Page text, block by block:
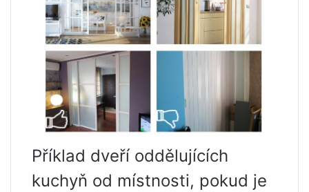
Příklad dveří oddělujících
kuchyň od místnosti, pokud je